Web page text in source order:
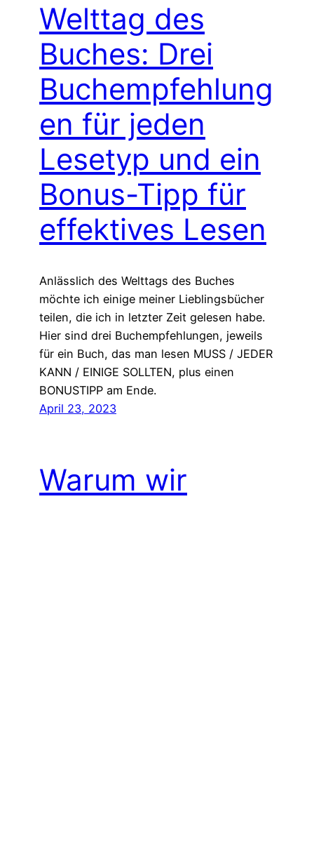
Welttag des
Buches: Drei
Buchempfehlung
en für jeden
Lesetyp und ein
Bonus-Tipp für
effektives Lesen
Anlässlich des Welttags des Buches
möchte ich einige meiner Lieblingsbücher
teilen, die ich in letzter Zeit gelesen habe.
Hier sind drei Buchempfehlungen, jeweils
für ein Buch, das man lesen MUSS / JEDER
KANN / EINIGE SOLLTEN, plus einen
BONUSTIPP am Ende.
April 23, 2023
Warum wir